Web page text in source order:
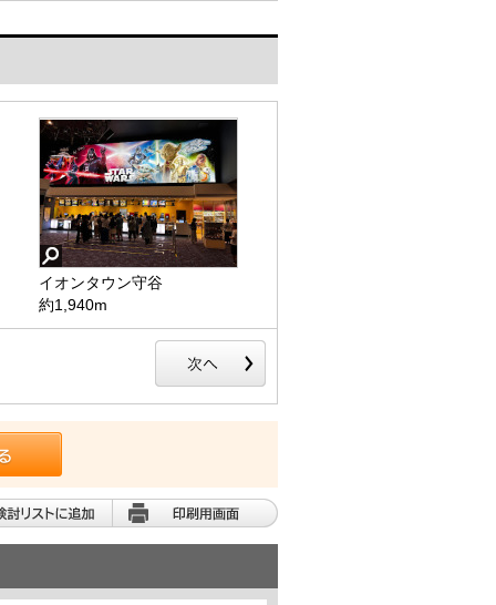
イオンタウン守谷
イオンタウン守谷
約1,940m
西友守谷店
西友守谷店
約940m